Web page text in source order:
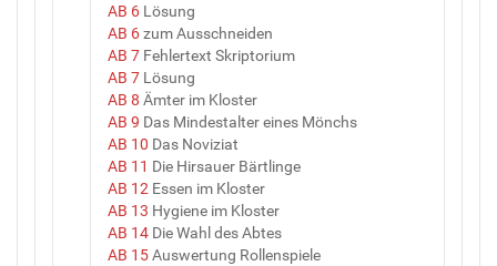
AB 6 Lösung
AB 6zum Ausschneiden
AB 7 Fehlertext Skriptorium
AB 7 Lösung
AB 8 Ämter im Kloster
AB 9 Das Mindestalter eines Mönchs
AB 10 Das Noviziat
AB 11 Die Hirsauer Bärtlinge
AB 12 Essen im Kloster
AB 13 Hygiene im Kloster
AB 14 Die Wahl des Abtes
AB 15Auswertung Rollenspiele